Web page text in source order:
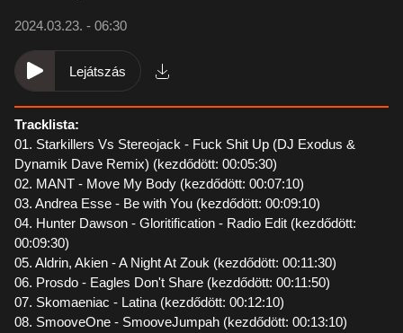
2024.03.23. - 06:30
Lejátszás
Tracklista:
01. Starkillers Vs Stereojack - Fuck Shit Up (DJ Exodus &
Dynamik Dave Remix) (kezdődött: 00:05:30)
02. MANT - Move My Body (kezdődött: 00:07:10)
03. Andrea Esse - Be with You (kezdődött: 00:09:10)
04. Hunter Dawson - Gloritification - Radio Edit (kezdődött:
00:09:30)
05. Aldrin, Akien - A Night At Zouk (kezdődött: 00:11:30)
06. Prosdo - Eagles Don't Share (kezdődött: 00:11:50)
07. Skomaeniac - Latina (kezdődött: 00:12:10)
08. SmooveOne - SmooveJumpah (kezdődött: 00:13:10)